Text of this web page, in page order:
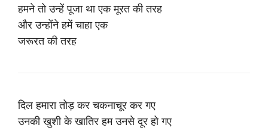
हमने तो उन्हें पूजा था एक मूरत की तरह
और उन्होंने हमें चाहा एक
जरूरत की तरह
दिल हमारा तोड़ कर चकनाचूर कर गए
उनकी खुशी के खातिर हम उनसे दूर हो गए